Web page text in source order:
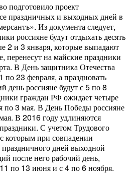
подготовило проект
праздничных и выходных дней в
Из документа следует,
россияне будут отдыхать десять
2 и 3 января, которые выпадают
перенесут на майские праздники
В День защитника Отечества
по 23 февраля, а праздновать
россияне будут с 5 по 8
граждан РФ ожидает четыре
3 мая. В День Победы россияне
В 2016 году удлиняются
С учетом Трудового
которым при совпадении
дней выходной
после него рабочий день,
по 13 июня и с 4 по 6 ноября.